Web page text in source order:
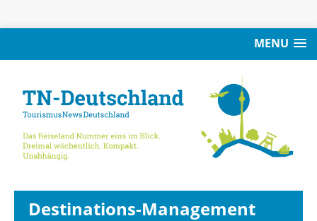
MENU
Destinations-Management